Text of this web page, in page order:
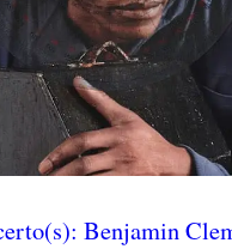
Benjamin